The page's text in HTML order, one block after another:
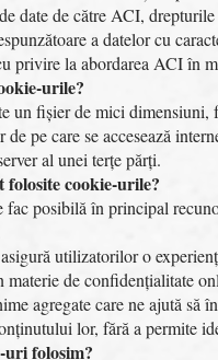
date de către ACI,
a datelor cu
privire la abordarea ACI în
urile?
un fișier de mici dimensiuni,
pe care se accesează
al unei terțe părți.
folosite cookie-urile?
fac posibilă în principal
utilizatorilor o
materie de confidențialitate
agregate care ne ajută să
lor, fără a permite
uri folosim?